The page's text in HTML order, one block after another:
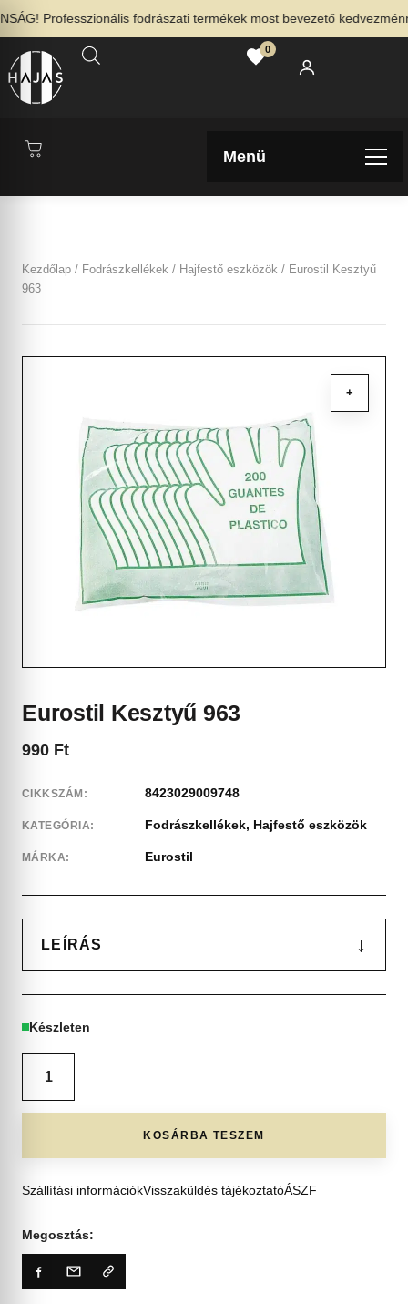
Professzionális fodrászati termékek most bevezető
0
Menü
Kezdőlap / Fodrászkellékek / Hajfestő eszközök / Eurostil Kesztyű
963
+
Eurostil Kesztyű 963
990 Ft
CIKKSZÁM: 8423029009748
KATEGÓRIA: Fodrászkellékek, Hajfestő eszközök
MÁRKA: Eurostil
LEÍRÁS ↓
Készleten
KOSÁRBA TESZEM
Szállítási információkVisszaküldés tájékoztatóÁSZF
Megosztás: